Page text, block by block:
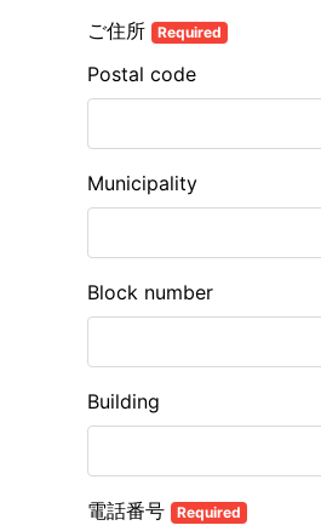
ご住所 Required
Postal code
Municipality
Block number
Building
電話番号 Required